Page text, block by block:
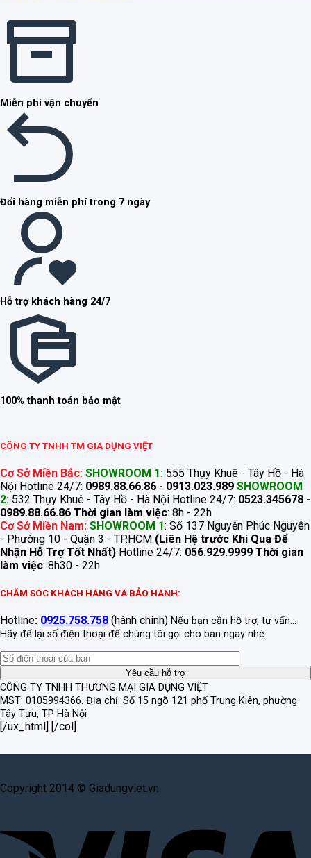
Miễn phí vận chuyển
Đổi hàng miễn phí trong 7 ngày
Hỗ trợ khách hàng 24/7
100% thanh toán bảo mật
CÔNG TY TNHH TM GIA DỤNG VIỆT
Cơ Sở Miền Bắc: SHOWROOM 1: 555 Thụy Khuê - Tây Hồ - Hà
Nội Hotline 24/7: 0989.88.66.86 - 0913.023.989 SHOWROOM
2: 532 Thụy Khuê - Tây Hồ - Hà Nội Hotline 24/7: 0523.345678 -
0989.88.66.86 Thời gian làm việc: 8h - 22h
Cơ Sở Miền Nam: SHOWROOM 1: Số 137 Nguyễn Phúc Nguyên
- Phường 10 - Quận 3 - TP.HCM (Liên Hệ trước Khi Qua Để
Nhận Hỗ Trợ Tốt Nhất) Hotline 24/7: 056.929.9999 Thời gian
làm việc: 8h30 - 22h
CHĂM SÓC KHÁCH HÀNG VÀ BẢO HÀNH:
Hotline: 0925.758.758 (hành chính) Nếu bạn cần hỗ trợ, tư vấn...
Hãy để lại số điện thoại để chúng tôi gọi cho bạn ngay nhé.
CÔNG TY TNHH THƯƠNG MẠI GIA DỤNG VIỆT
MST: 0105994366. Địa chỉ: Số 15 ngõ 121 phố Trung Kiên, phường
Tây Tựu, TP Hà Nội
[/ux_html] [/col]
Copyright 2014 © Giadungviet.vn